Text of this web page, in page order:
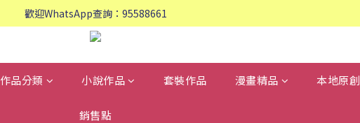
歡迎WhatsApp查詢：95588661
歡迎WhatsApp查詢：95588661
會員專享: 購物滿$800, 免運費
歡迎WhatsApp查詢：95588661
作品分類 小說作品 套裝作品 漫畫精品 本地原創
銷售點